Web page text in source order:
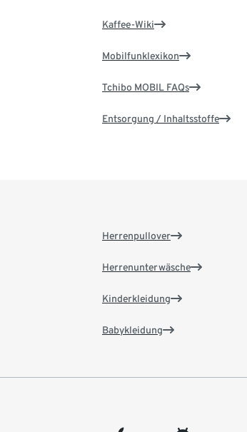
Kaffee-Wiki
Mobilfunklexikon
Tchibo MOBIL FAQs
Entsorgung / Inhaltsstoffe
Herrenpullover
Herrenunterwäsche
Kinderkleidung
Babykleidung